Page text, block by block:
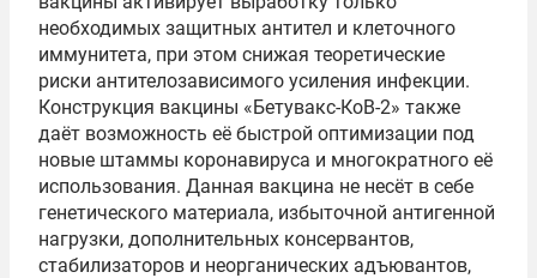
необходимых защитных антител и клеточного
иммунитета, при этом снижая теоретические
риски антителозависимого усиления инфекции.
Конструкция вакцины «Бетувакс-КоВ-2» также
даёт возможность её быстрой оптимизации под
новые штаммы коронавируса и многократного её
использования. Данная вакцина не несёт в себе
генетического материала, избыточной антигенной
нагрузки, дополнительных консервантов,
стабилизаторов и неорганических адъювантов,